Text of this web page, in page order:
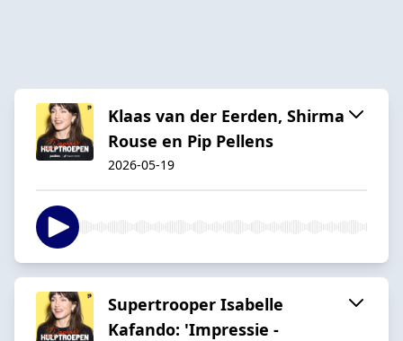
Klaas van der Eerden, Shirma
Rouse en Pip Pellens
2026-05-19
Supertrooper Isabelle
Kafando: 'Impressie -